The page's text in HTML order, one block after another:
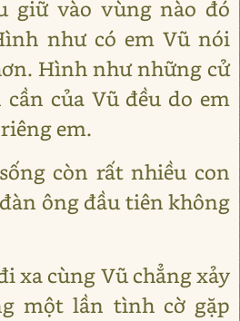
giữ vào vùng nào đó
như có em Vũ nói
Hình như những cử
của Vũ đều do em
em.
còn rất nhiều con
ông đầu tiên không
xa cùng Vũ chẳng xảy
một lần tình cờ gặp